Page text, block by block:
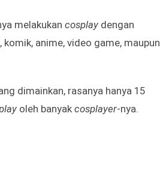
melakukan cosplay dengan
anime, video game, maupun
dimainkan, rasanya hanya 15
oleh banyak cosplayer-nya.